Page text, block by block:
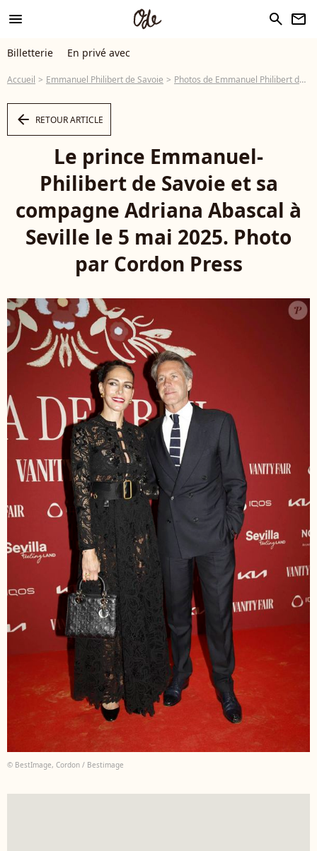
menu search newsletter
Billetterie En privé avec
Accueil Emmanuel Philibert de Savoie Photos de Emmanuel Philibert de Savoie
arrow_left RETOUR ARTICLE
Le prince Emmanuel-
Philibert de Savoie et sa
compagne Adriana Abascal à
Seville le 5 mai 2025. Photo
par Cordon Press
© BestImage, Cordon / Bestimage